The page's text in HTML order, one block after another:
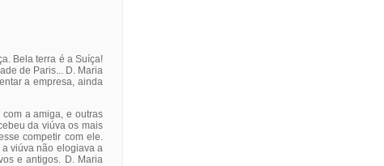
Bela terra é a Suíça!
de Paris... D. Maria
a empresa, ainda
a amiga, e outras
da viúva os mais
competir com ele.
viúva não elogiava a
e antigos. D. Maria